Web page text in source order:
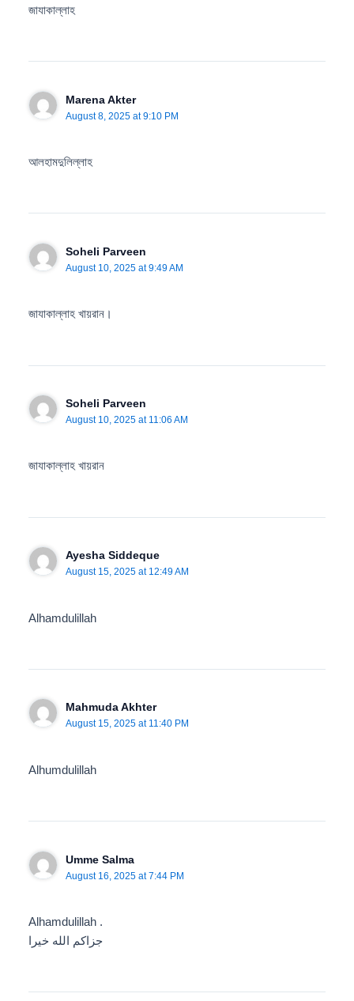
জাযাকাল্লাহ
Marena Akter
August 8, 2025 at 9:10 PM
আলহামদুলিল্লাহ
Soheli Parveen
August 10, 2025 at 9:49 AM
জাযাকাল্লাহ খায়রান।
Soheli Parveen
August 10, 2025 at 11:06 AM
জাযাকাল্লাহ খায়রান
Ayesha Siddeque
August 15, 2025 at 12:49 AM
Alhamdulillah
Mahmuda Akhter
August 15, 2025 at 11:40 PM
Alhumdulillah
Umme Salma
August 16, 2025 at 7:44 PM
Alhamdulillah .
جزاكم الله خيرا